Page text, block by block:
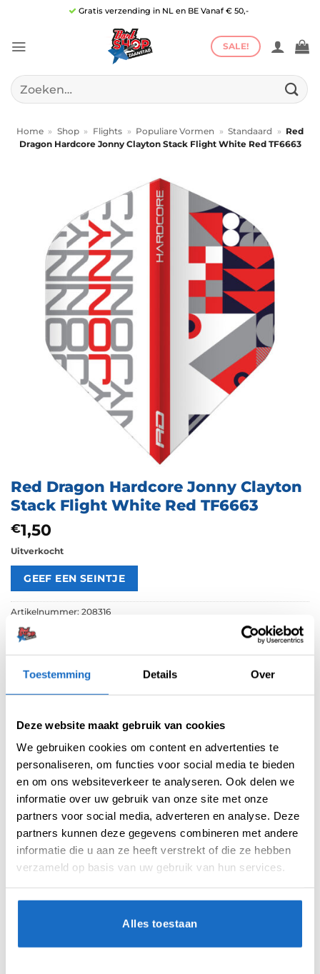
Toestemming Details Over
Deze website maakt gebruik van cookies
We gebruiken cookies om content en advertenties te
personaliseren, om functies voor social media te bieden
en om ons websiteverkeer te analyseren. Ook delen we
informatie over uw gebruik van onze site met onze
partners voor social media, adverteren en analyse. Deze
partners kunnen deze gegevens combineren met andere
informatie die u aan ze heeft verstrekt of die ze hebben
verzameld op basis van uw gebruik van hun services.
Alles toestaan
inhoud
Gratis verzending in NL en BE Vanaf € 50,-
SALE!
Zoeken
naar:
Home » Shop » Flights » Populiare Vormen » Standaard » Red
Dragon Hardcore Jonny Clayton Stack Flight White Red TF6663
Red Dragon Hardcore Jonny Clayton
Stack Flight White Red TF6663
€1,50
Uitverkocht
Artikelnummer: 208316
Categorieën: Jonny Clayton Flights,Red
Dragon Flights
AANVULLENDE INFORMATIE
BEOORDELINGEN (0)
MICRON 100